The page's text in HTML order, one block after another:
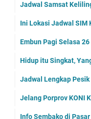
Jadwal Samsat
Ini Lokasi Jadwal SIM
Embun Pagi Selasa
Hidup itu Singkat,
Jadwal Lengkap
Jelang Porprov KONI
Info Sembako di